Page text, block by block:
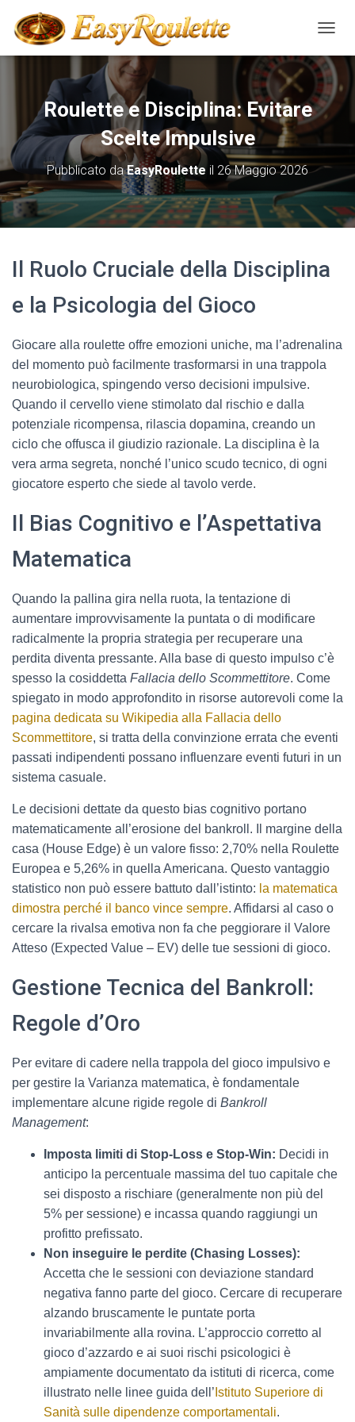
Roulette e Disciplina: Evitare
Scelte Impulsive
Pubblicato daEasyRoulette il 26 Maggio 2026
Il Ruolo Cruciale della Disciplina
e la Psicologia del Gioco
Giocare alla roulette offre emozioni uniche, ma l’adrenalina
del momento può facilmente trasformarsi in una trappola
neurobiologica, spingendo verso decisioni impulsive.
Quando il cervello viene stimolato dal rischio e dalla
potenziale ricompensa, rilascia dopamina, creando un
ciclo che offusca il giudizio razionale. La disciplina è la
vera arma segreta, nonché l’unico scudo tecnico, di ogni
giocatore esperto che siede al tavolo verde.
Il Bias Cognitivo e l’Aspettativa
Matematica
Quando la pallina gira nella ruota, la tentazione di
aumentare improvvisamente la puntata o di modificare
radicalmente la propria strategia per recuperare una
perdita diventa pressante. Alla base di questo impulso c’è
spesso la cosiddetta Fallacia dello Scommettitore. Come
spiegato in modo approfondito in risorse autorevoli come la
pagina dedicata su Wikipedia alla Fallacia dello
Scommettitore, si tratta della convinzione errata che eventi
passati indipendenti possano influenzare eventi futuri in un
sistema casuale.
Le decisioni dettate da questo bias cognitivo portano
matematicamente all’erosione del bankroll. Il margine della
casa (House Edge) è un valore fisso: 2,70% nella Roulette
Europea e 5,26% in quella Americana. Questo vantaggio
statistico non può essere battuto dall’istinto: la matematica
dimostra perché il banco vince sempre. Affidarsi al caso o
cercare la rivalsa emotiva non fa che peggiorare il Valore
Atteso (Expected Value – EV) delle tue sessioni di gioco.
Gestione Tecnica del Bankroll:
Regole d’Oro
Per evitare di cadere nella trappola del gioco impulsivo e
per gestire la Varianza matematica, è fondamentale
implementare alcune rigide regole di Bankroll
Management:
Imposta limiti di Stop-Loss e Stop-Win: Decidi in
anticipo la percentuale massima del tuo capitale che
sei disposto a rischiare (generalmente non più del
5% per sessione) e incassa quando raggiungi un
profitto prefissato.
Non inseguire le perdite (Chasing Losses):
Accetta che le sessioni con deviazione standard
negativa fanno parte del gioco. Cercare di recuperare
alzando bruscamente le puntate porta
invariabilmente alla rovina. L’approccio corretto al
gioco d’azzardo e ai suoi rischi psicologici è
ampiamente documentato da istituti di ricerca, come
illustrato nelle linee guida dell’ Istituto Superiore di
Sanità sulle dipendenze comportamentali.